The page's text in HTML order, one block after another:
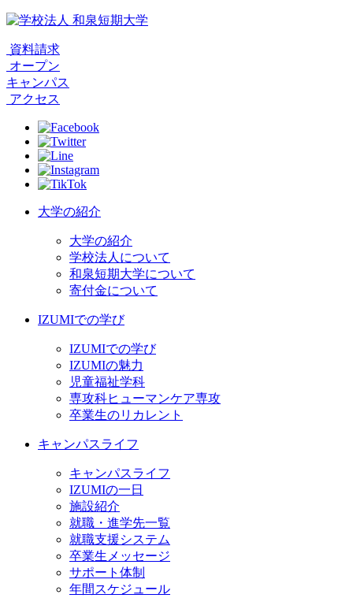
資料請求
オープン
キャンパス
アクセス
大学の紹介
大学の紹介
学校法人について
和泉短期大学について
寄付金について
IZUMIでの学び
IZUMIでの学び
IZUMIの魅力
児童福祉学科
専攻科ヒューマンケア専攻
卒業生のリカレント
キャンパスライフ
キャンパスライフ
IZUMIの一日
施設紹介
就職・進学先一覧
就職支援システム
卒業生メッセージ
サポート体制
年間スケジュール